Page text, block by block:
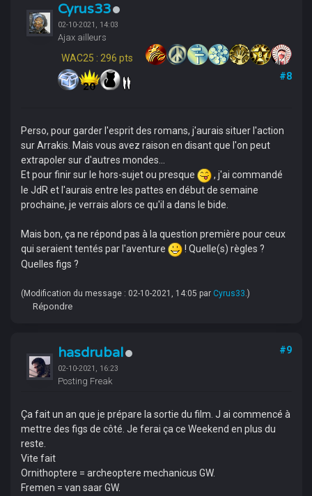
Cyrus33
02-10-2021, 14:03
Ajax ailleurs
WAC25 : 296 pts
#8
Perso, pour garder l'esprit des romans, j'aurais situer l'action
sur Arrakis. Mais vous avez raison en disant que l'on peut
extrapoler sur d'autres mondes...
Et pour finir sur le hors-sujet ou presque
, j'ai commandé
le JdR et l'aurais entre les pattes en début de semaine
prochaine, je verrais alors ce qu'il a dans le bide.
Mais bon, ça ne répond pas à la question première pour ceux
qui seraient tentés par l'aventure
! Quelle(s) règles ?
Quelles figs ?
(Modification du message : 02-10-2021, 14:05 par Cyrus33.)
Répondre
hasdrubal
02-10-2021, 16:23
Posting Freak
#9
Ça fait un an que je prépare la sortie du film. J ai commencé à
mettre des figs de côté. Je ferai ça ce Weekend en plus du
reste.
Vite fait
Ornithoptere = archeoptere mechanicus GW.
Fremen = van saar GW.